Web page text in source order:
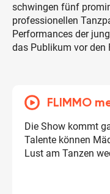
schwingen fünf
professionellen
Performances der
das Publikum vor den
FLIMMO
Die Show kommt
Talente können
Lust am Tanzen